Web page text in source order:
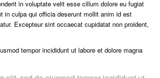
in voluptate velit esse cillum dolore eu fugiat
in culpa qui officia deserunt mollit anim id est
Excepteur sint occaecat cupidatat non proident,
tempor incididunt ut labore et dolore magna